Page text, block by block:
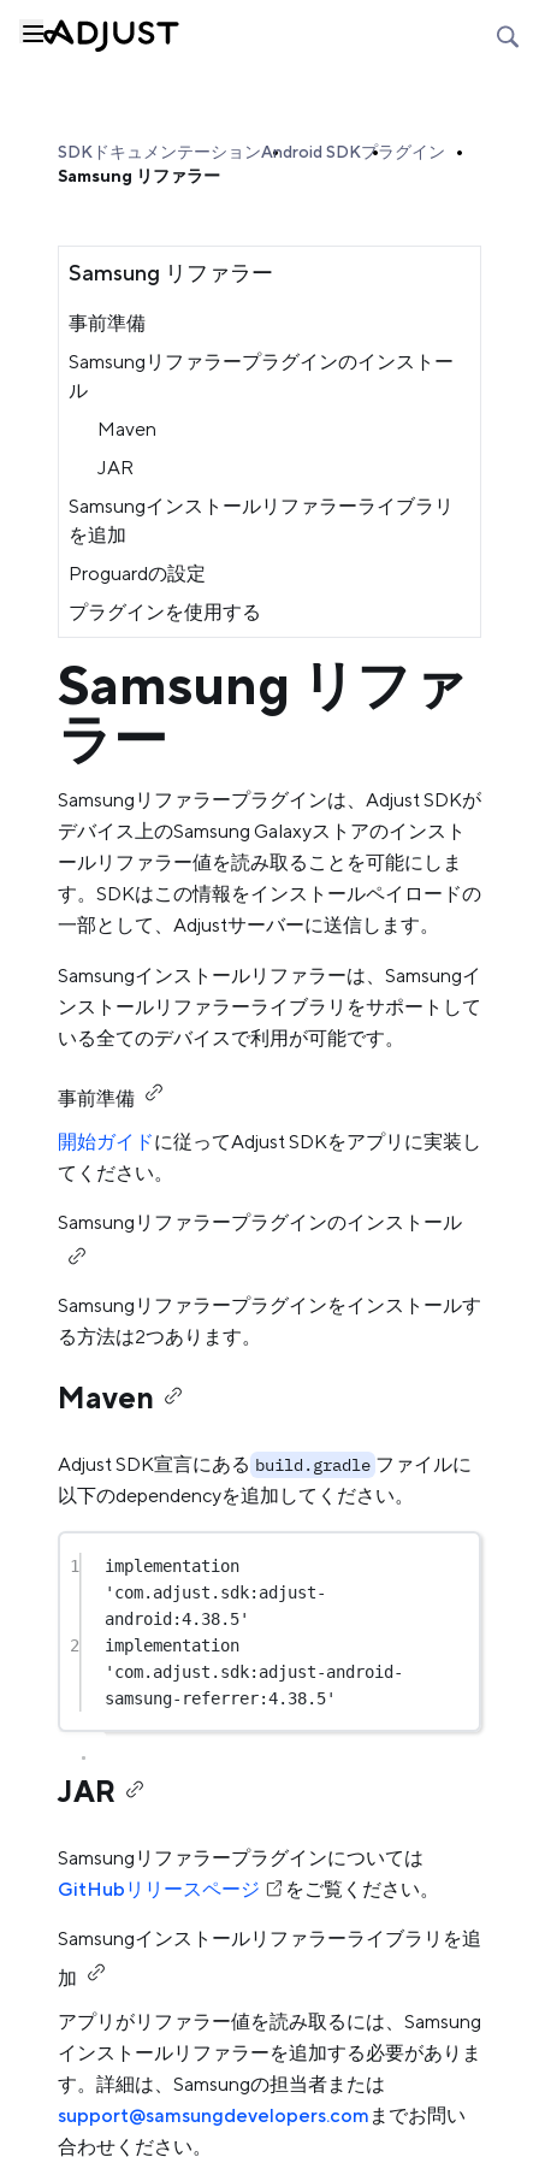
SDKドキュメンテーションAndroid SDKプラグイン
Samsung リファラー
Samsung リファラー
事前準備
Samsungリファラープラグインのインストー
ル
Maven
JAR
Samsungインストールリファラーライブラリ
を追加
Proguardの設定
プラグインを使用する
Samsung リファ
ラー
Samsungリファラープラグインは、Adjust SDKが
デバイス上のSamsung Galaxyストアのインスト
ールリファラー値を読み取ることを可能にしま
す。SDKはこの情報をインストールペイロードの
一部として、Adjustサーバーに送信します。
Samsungインストールリファラーは、Samsungイ
ンストールリファラーライブラリをサポートして
いる全てのデバイスで利用が可能です。
事前準備
開始ガイドに従ってAdjust SDKをアプリに実装し
てください。
Samsungリファラープラグインのインストール
Samsungリファラープラグインをインストールす
る方法は2つあります。
Maven
Adjust SDK宣言にある build.gradle ファイルに
以下のdependencyを追加してください。
1
'com.adjust.sdk:adjust-
android:4.38.5'
2
'com.adjust.sdk:adjust-android-
samsung-referrer:4.38.5'
JAR
Samsungリファラープラグインについては
GitHubリリースページ
をご覧ください。
Samsungインストールリファラーライブラリを追
加
アプリがリファラー値を読み取るには、Samsung
インストールリファラーを追加する必要がありま
す。詳細は、Samsungの担当者または
support@samsungdevelopers.com までお問い
合わせください。